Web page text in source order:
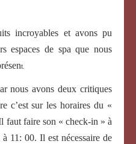
incroyables et avons pu
espaces de spa que nous
t.
nous avons deux critiques
c’est sur les horaires du «
faut faire son « check-in » à
11: 00. Il est nécessaire de